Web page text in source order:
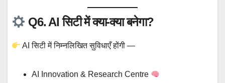
Q6. AI सिटी में क्या-क्या बनेगा?
AI सिटी में निम्नलिखित सुविधाएँ होंगी —
AI Innovation & Research Centre